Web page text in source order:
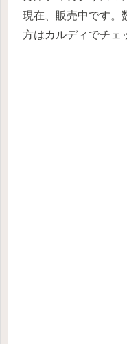
現在、販売中です。
方はカルディでチェ